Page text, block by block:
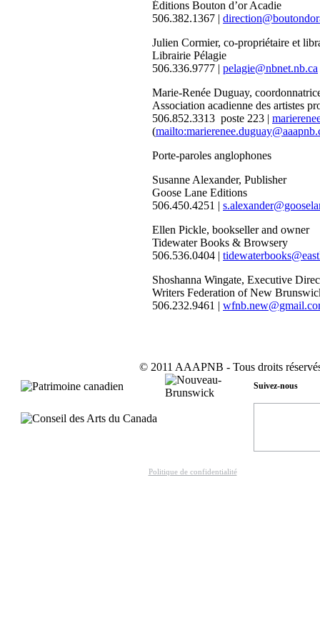
Éditions Bouton d’or Acadie
506.382.1367 |
Julien Cormier, co-propriétaire et
Librairie Pélagie
506.336.9777 | pelagie@nbnet.nb.ca
Marie-Renée Duguay,
Association acadienne des artistes
506.852.3313 poste 223 |
(
Porte-paroles anglophones
Susanne Alexander, Publisher
Goose Lane Editions
506.450.4251 |
Ellen Pickle, bookseller and owner
Tidewater Books & Browsery
506.536.0404 |
Shoshanna Wingate, Executive
Writers Federation of New
506.232.9461 |
© 2011 AAAPNB - Tous droits
Suivez-nous
Politique de confidentialité